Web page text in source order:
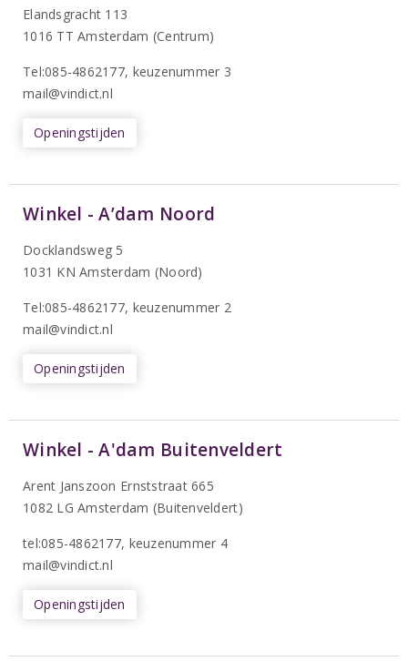
Elandsgracht 113
1016 TT Amsterdam (Centrum)
Tel:085-4862177, keuzenummer 3
mail@vindict.nl
Openingstijden
Winkel - A’dam Noord
Docklandsweg 5
1031 KN Amsterdam (Noord)
Tel:085-4862177, keuzenummer 2
mail@vindict.nl
Openingstijden
Winkel - A'dam Buitenveldert
Arent Janszoon Ernststraat 665
1082 LG Amsterdam (Buitenveldert)
tel:085-4862177, keuzenummer 4
mail@vindict.nl
Openingstijden